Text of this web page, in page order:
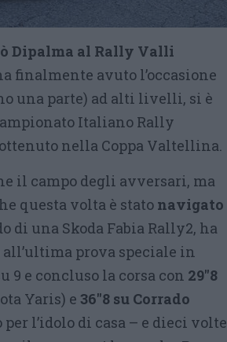
Dipalma al Rally Valli
finalmente avuto l’occasione
una parte) ad alti livelli, si è
Italiano Rally
nella Coppa Valtellina.
il campo degli avversari, ma
questa volta è stato navigato
di una Skoda Fabia Rally2, ha
prova speciale in
9 e concluso la corsa con 29″8
Yaris) e 36″8 su Corrado
per l’idolo di casa – e dieci volte